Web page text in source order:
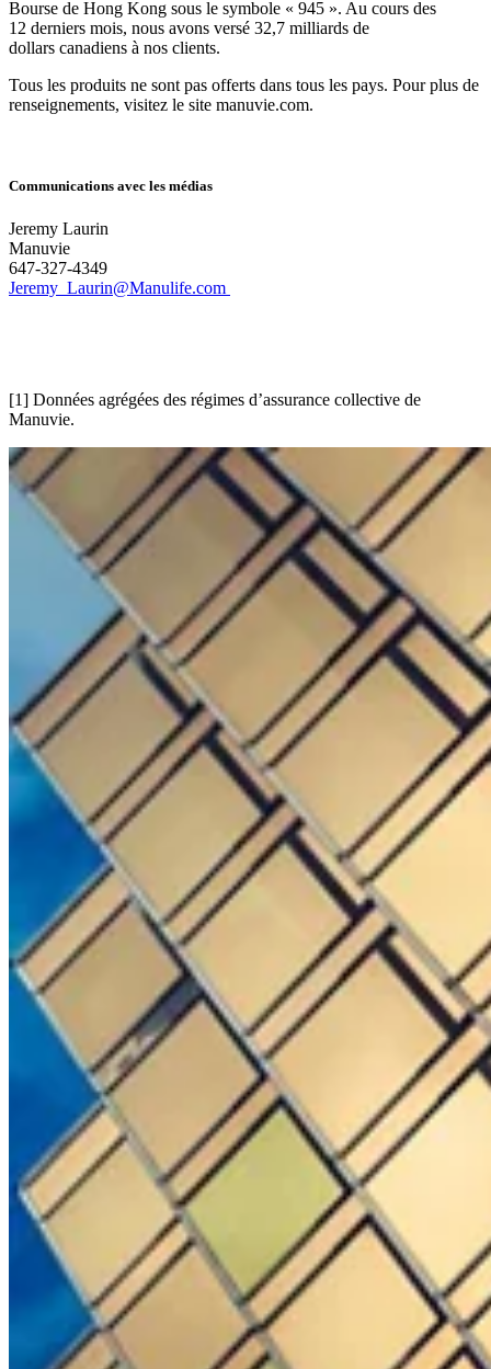
Bourse de Hong Kong sous le symbole « 945 ». Au cours des
12 derniers mois, nous avons versé 32,7 milliards de
dollars canadiens à nos clients.
Tous les produits ne sont pas offerts dans tous les pays. Pour plus de
renseignements, visitez le site manuvie.com.
Communications avec les médias
Jeremy Laurin
Manuvie
647-327-4349
Jeremy_Laurin@Manulife.com
[1] Données agrégées des régimes d’assurance collective de
Manuvie.